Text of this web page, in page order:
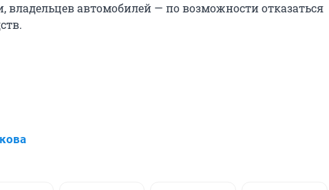
владельцев автомобилей — по возможности отказаться